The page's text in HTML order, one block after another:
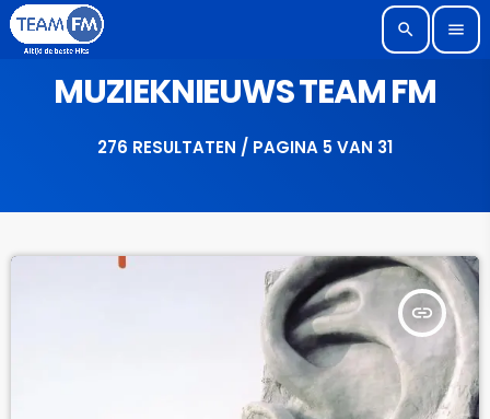
search menu
MUZIEKNIEUWS TEAM FM
276 RESULTATEN / PAGINA 5 VAN 31
insert_link